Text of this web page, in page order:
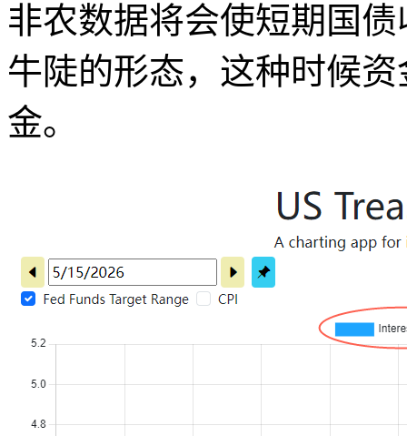
非农数据将会使短期国
牛陡的形态，这种时候
金。